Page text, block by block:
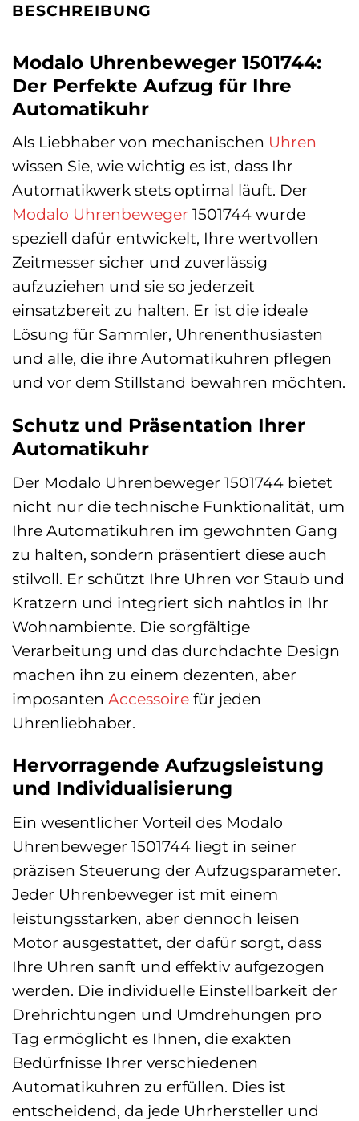
BESCHREIBUNG
Modalo Uhrenbeweger 1501744:
Der Perfekte Aufzug für Ihre
Automatikuhr
Als Liebhaber von mechanischen Uhren
wissen Sie, wie wichtig es ist, dass Ihr
Automatikwerk stets optimal läuft. Der
Modalo Uhrenbeweger 1501744 wurde
speziell dafür entwickelt, Ihre wertvollen
Zeitmesser sicher und zuverlässig
aufzuziehen und sie so jederzeit
einsatzbereit zu halten. Er ist die ideale
Lösung für Sammler, Uhrenenthusiasten
und alle, die ihre Automatikuhren pflegen
und vor dem Stillstand bewahren möchten.
Schutz und Präsentation Ihrer
Automatikuhr
Der Modalo Uhrenbeweger 1501744 bietet
nicht nur die technische Funktionalität, um
Ihre Automatikuhren im gewohnten Gang
zu halten, sondern präsentiert diese auch
stilvoll. Er schützt Ihre Uhren vor Staub und
Kratzern und integriert sich nahtlos in Ihr
Wohnambiente. Die sorgfältige
Verarbeitung und das durchdachte Design
machen ihn zu einem dezenten, aber
imposanten Accessoire für jeden
Uhrenliebhaber.
Hervorragende Aufzugsleistung
und Individualisierung
Ein wesentlicher Vorteil des Modalo
Uhrenbeweger 1501744 liegt in seiner
präzisen Steuerung der Aufzugsparameter.
Jeder Uhrenbeweger ist mit einem
leistungsstarken, aber dennoch leisen
Motor ausgestattet, der dafür sorgt, dass
Ihre Uhren sanft und effektiv aufgezogen
werden. Die individuelle Einstellbarkeit der
Drehrichtungen und Umdrehungen pro
Tag ermöglicht es Ihnen, die exakten
Bedürfnisse Ihrer verschiedenen
Automatikuhren zu erfüllen. Dies ist
entscheidend, da jede Uhrhersteller und